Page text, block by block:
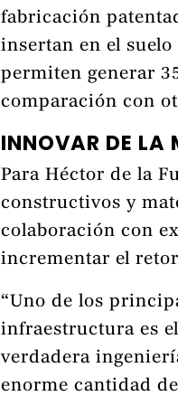
fabricación
insertan en el
permiten generar
comparación con
INNOVAR DE LA
Para Héctor de la
constructivos y
colaboración con
incrementar el
“Uno de los
infraestructura es
verdadera
enorme cantidad